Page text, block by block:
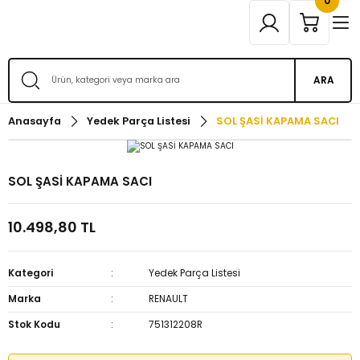
ARA
Anasayfa Yedek Parça Listesi SOL ŞASİ KAPAMA SACI
SOL ŞASİ KAPAMA SACI
10.498,80 TL
Kategori
Yedek Parça Listesi
Marka
RENAULT
Stok Kodu
751312208R